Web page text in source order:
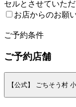
セルとさせていた
お店からのお願
ご予約条件
ご予約店舗
【公式】 ごちそう村